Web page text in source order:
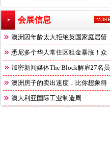
会展信息
澳洲因年龄太大拒绝英国家庭居留
悉尼多个华人常住区租金暴涨！众
多 加密新闻媒体The Block解雇27名员
澳洲房子的卖出速度，比你想象得
快 澳大利亚国际工业制造周